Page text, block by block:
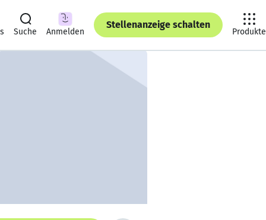
Suche Anmelden
Stellenanzeige schalten
Produkte